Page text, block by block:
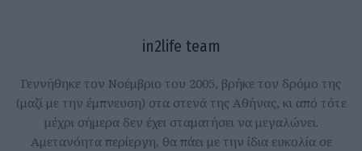
in2life team
Γεννήθηκε τον Νοέμβριο του 2005, βρήκε τον δρόμο της
(μαζί με την έμπνευση) στα στενά της Αθήνας, κι από τότε
μέχρι σήμερα δεν έχει σταματήσει να μεγαλώνει.
Αμετανόητα περίεργη, θα πάει με την ίδια ευκολία σε